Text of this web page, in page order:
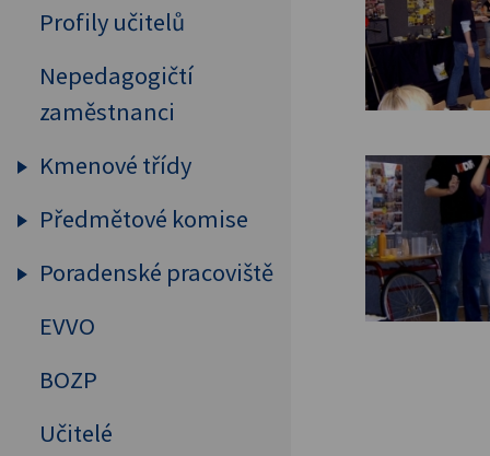
Profily učitelů
Nepedagogičtí
zaměstnanci
Kmenové třídy
Prima
Sekunda
Sexta
Předmětové komise
Humanitní předměty
Tělesná výchova
Poradenské pracoviště
Primární prevence
EVVO
BOZP
Učitelé